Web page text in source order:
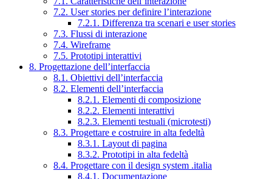
7.2. User stories per definire l’interazione
7.2.1. Differenza tra scenari e user stories
7.3. Flussi di interazione
7.4. Wireframe
7.5. Prototipi interattivi
8. Progettazione dell’interfaccia
8.1. Obiettivi dell’interfaccia
8.2. Elementi dell’interfaccia
8.2.1. Elementi di composizione
8.2.2. Elementi interattivi
8.2.3. Elementi testuali (microtesti)
8.3. Progettare e costruire in alta fedeltà
8.3.1. Layout di pagina
8.3.2. Prototipi in alta fedeltà
8.4. Progettare con il design system .italia
8.4.1. Documentazione